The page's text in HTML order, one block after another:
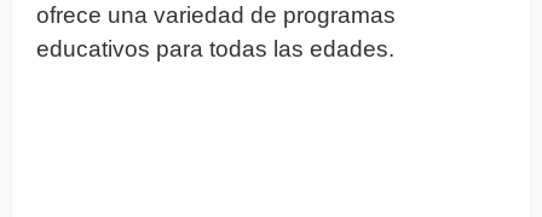
ofrece una variedad de programas
educativos para todas las edades.